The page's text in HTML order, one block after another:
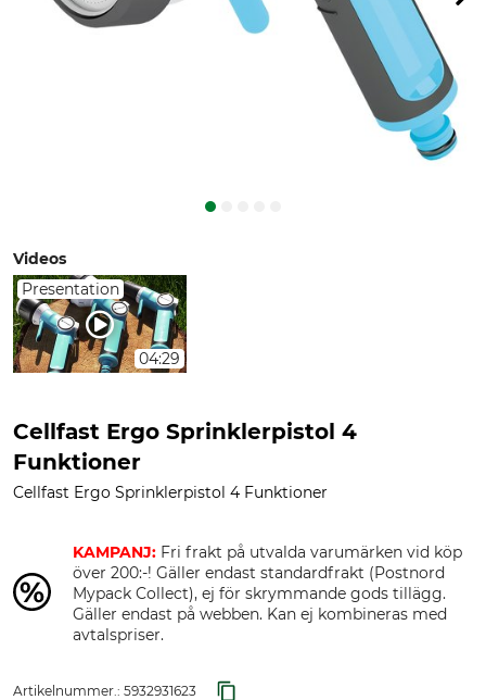
Videos
Presentation
04:29
Cellfast Ergo Sprinklerpistol 4
Funktioner
Cellfast Ergo Sprinklerpistol 4 Funktioner
KAMPANJ: Fri frakt på utvalda varumärken vid köp
över 200:-! Gäller endast standardfrakt (Postnord
Mypack Collect), ej för skrymmande gods tillägg.
Gäller endast på webben. Kan ej kombineras med
avtalspriser.
Artikelnummer.: 5932931623